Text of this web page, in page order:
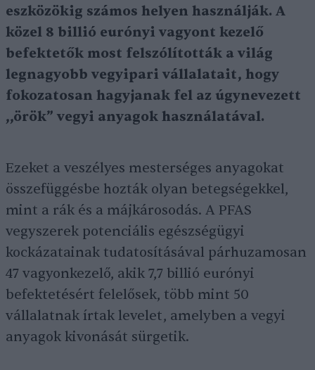
eszközökig számos helyen használják. A
közel 8 billió eurónyi vagyont kezelő
befektetők most felszólították a világ
legnagyobb vegyipari vállalatait, hogy
fokozatosan hagyjanak fel az úgynevezett
,,örök” vegyi anyagok használatával.
Ezeket a veszélyes mesterséges anyagokat
összefüggésbe hozták olyan betegségekkel,
mint a rák és a májkárosodás. A PFAS
vegyszerek potenciális egészségügyi
kockázatainak tudatosításával párhuzamosan
47 vagyonkezelő, akik 7,7 billió eurónyi
befektetésért felelősek, több mint 50
vállalatnak írtak levelet, amelyben a vegyi
anyagok kivonását sürgetik.